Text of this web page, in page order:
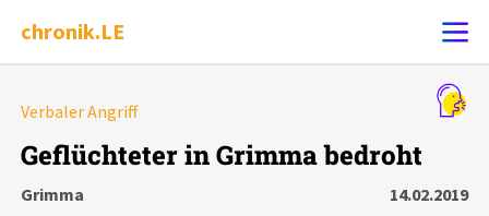
chronik.LE
Chronik
Verbaler Angriff
Geflüchteter in Grimma bedroht
Grimma
14.02.2019
Alle Ereignisse
7502 Ereignisse
Ereignisse